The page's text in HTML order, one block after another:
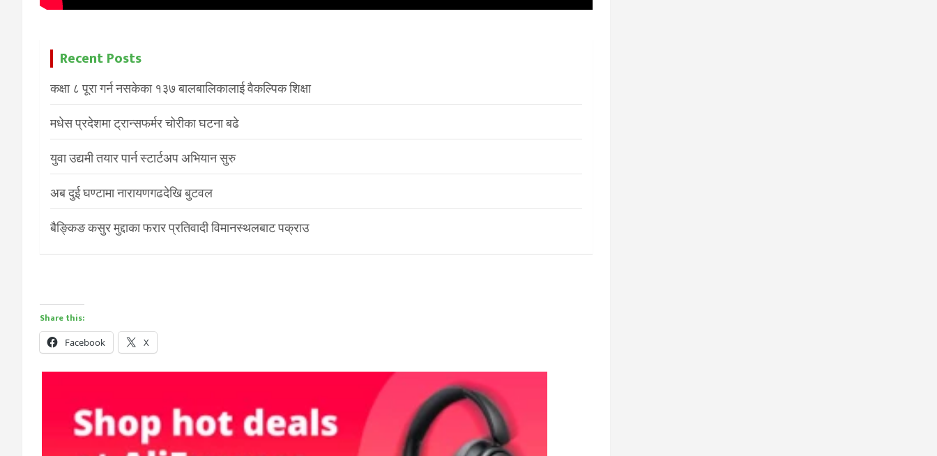
Recent Posts
कक्षा ८ पूरा गर्न नसकेका १३७ बालबालिकालाई वैकल्पिक शिक्षा
मधेस प्रदेशमा ट्रान्सफर्मर चोरीका घटना बढे
युवा उद्यमी तयार पार्न स्टार्टअप अभियान सुरु
अब दुई घण्टामा नारायणगढदेखि बुटवल
बैङ्किङ कसुर मुद्दाका फरार प्रतिवादी विमानस्थलबाट पक्राउ
Share this:
Facebook X